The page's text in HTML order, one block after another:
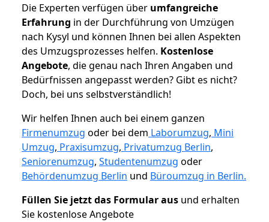
Die Experten verfügen über umfangreiche
Erfahrung in der Durchführung von Umzügen
nach Kysyl und können Ihnen bei allen Aspekten
des Umzugsprozesses helfen. Kostenlose
Angebote, die genau nach Ihren Angaben und
Bedürfnissen angepasst werden? Gibt es nicht?
Doch, bei uns selbstverständlich!
Wir helfen Ihnen auch bei einem ganzen
Firmenumzug oder bei dem Laborumzug, Mini
Umzug, Praxisumzug, Privatumzug Berlin,
Seniorenumzug, Studentenumzug oder
Behördenumzug Berlin und Büroumzug in Berlin.
Füllen Sie jetzt das Formular aus und erhalten
Sie kostenlose Angebote